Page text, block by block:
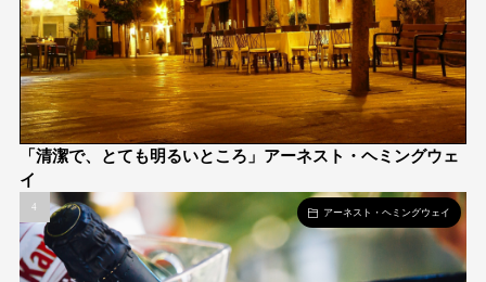
「清潔で、とても明るいところ」アーネスト・ヘミングウェ
イ
アーネスト・ヘミングウェイ